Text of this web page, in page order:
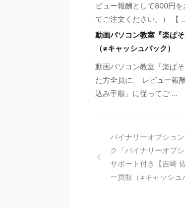
ビュー報酬として800円
てご注文ください。） 【
動画パソコン教室『楽ぱ
（≠キャッシュバック）
動画パソコン教室『楽ぱ
た方全員に、 レビュー報
込み手順」に従ってご ...
バイナリーオプショ
ク「バイナリーオプ
サポート付き【吉崎
ー買取（≠キャッシュ